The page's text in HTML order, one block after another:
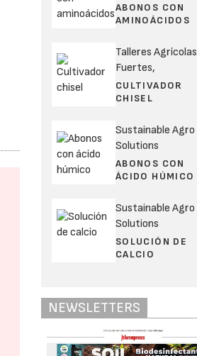
ABONOS CON
AMINOÁCIDOS
Talleres Agrícolas
Fuertes,
CULTIVADOR
CHISEL
Sustainable Agro
Solutions
ABONOS CON
ÁCIDO HÚMICO
Sustainable Agro
Solutions
SOLUCIÓN DE
CALCIO
NEWSLETTERS